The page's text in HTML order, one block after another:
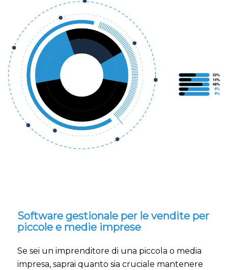
Software gestionale per le vendite per
piccole e medie imprese
Se sei un imprenditore di una piccola o media
impresa, saprai quanto sia cruciale mantenere